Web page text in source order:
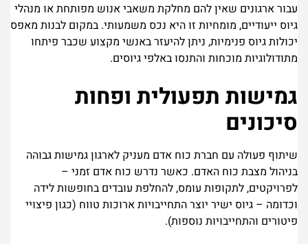
עבור ארגונים שאין להם מחלקת משאבי אנוש מפותחת או מנהלי
גיוס ייעודיים, מומחיות זו היא נכס משמעותי. במקום לבנות מאפס
יכולות גיוס פנימיות, ניתן להיעזר באנשי מקצוע שכבר פיתחו
מתודולוגיות מוכחות והתנסו באלפי גיוסים.
גמישות תפעולית ופחות
סיכונים
שיתוף פעולה עם חברת כוח אדם מעניק לארגון גמישות גבוהה
בניהול מצבת כוח האדם. כאשר נדרש כוח אדם זמני –
לפרויקטים, לתקופות עומס, להחלפת עובדים בחופשות לידה
וכדומה – גיוס ישיר יוצר התחייבויות ארוכות טווח (כגון פיצויי
פיטורים והתחייבויות נוספות).